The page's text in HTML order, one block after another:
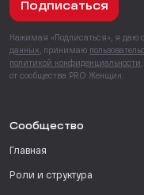
Подписаться
Нажимая «Подписаться», я даю
данных , принимаю
политикой конфиденциальности
от сообщества PRO Женщин.
Сообщество
Главная
Роли и структура